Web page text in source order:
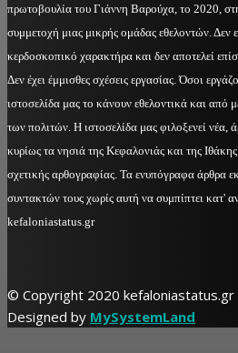
πρωτοβουλία του Γιάννη Βαρούχα, το 2020,
συμμετοχή μιας μικρής ομάδας εθελοντών. Δεν
κερδοσκοπικό χαρακτήρα και δεν αποτελεί
Δεν έχει έμμισθες σχέσεις εργασίας. Όσοι
ιστοσελίδα μας το κάνουν εθελοντικά και από
των πολιτών. Η ιστοσελίδα μας φιλοξενεί
κυρίως τα νησιά της Κεφαλονιάς και της
σχετικής αρθογραφίας. Τα ενυπόγραφα άρθρα
συντακτών τους χωρίς αυτή να συμπίπτει κατ'
kefaloniastatus.gr
© Copyright 2020
Designed by MySystemLand